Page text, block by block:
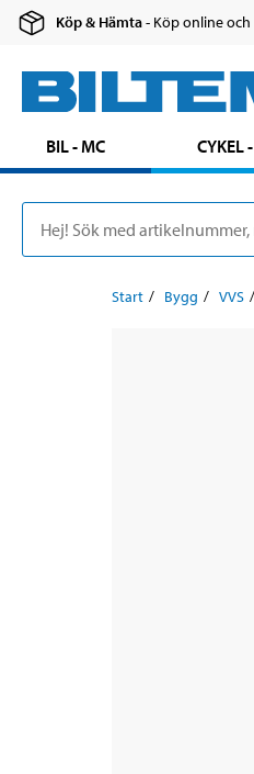
Köp & Hämta- Köp online
BIL - MC CYKEL
Start Bygg VVS